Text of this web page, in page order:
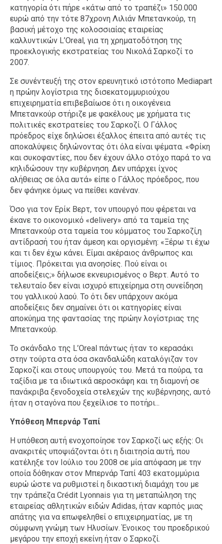
κατηγορία ότι πήρε «κάτω από το τραπέζι» 150.000
ευρώ από την τότε 87χρονη Λιλιάν Μπετανκούρ, τη
βασική μέτοχο της κολοσσιαίας εταιρείας
καλλυντικών L’Oreal, για τη χρηματοδότηση της
προεκλογικής εκστρατείας του Νικολά Σαρκοζί το
2007.
Σε συνέντευξή της στον ερευνητικό ιστότοπο Mediapart
η πρώην λογίστρια της δισεκατομμυριούχου
επιχειρηματία επιβεβαίωσε ότι η οικογένεια
Μπετανκούρ στήριζε με φακέλους με χρήματα τις
πολιτικές εκστρατείες του Σαρκοζί. Ο Γάλλος
πρόεδρος είχε δηλώσει έξαλλος έπειτα από αυτές τις
αποκαλύψεις δηλώνοντας ότι όλα είναι ψέματα. «Φρίκη
και συκοφαντίες, που δεν έχουν άλλο στόχο παρά το να
κηλιδώσουν την κυβέρνηση. Δεν υπάρχει ίχνος
αλήθειας σε όλα αυτά» είπε ο Γάλλος πρόεδρος, που
δεν φάνηκε όμως να πείθει κανέναν.
Όσο για τον Ερίκ Βερτ, τον υπουργό που φέρεται να
έκανε το οικονομικό «delivery» από τα ταμεία της
Μπετανκούρ στα ταμεία του κόμματος του Σαρκοζί,η
αντίδρασή του ήταν άμεση και οργισμένη: «Ξέρω τι έχω
και τι δεν έχω κάνει. Είμαι ακέραιος άνθρωπος και
τίμιος. Πρόκειται για ανοησίες. Πού είναι οι
αποδείξεις;» δήλωσε εκνευρισμένος ο Βερτ. Αυτό το
τελευταίο δεν είναι ισχυρό επιχείρημα στη συνείδηση
του γαλλικού λαού. Το ότι δεν υπάρχουν ακόμα
αποδείξεις δεν σημαίνει ότι οι κατηγορίες είναι
αποκύημα της φαντασίας της πρώην λογίστριας της
Μπετανκούρ.
Το σκάνδαλο της L’Oreal πάντως ήταν το κερασάκι
στην τούρτα στα όσα σκανδαλώδη καταλόγιζαν τον
Σαρκοζί και στους υπουργούς του. Μετά τα πούρα, τα
ταξίδια με τα ιδιωτικά αεροσκάφη και τη διαμονή σε
πανάκριβα ξενοδοχεία στελεχών της κυβέρνησης, αυτό
ήταν η σταγόνα που ξεχείλισε το ποτήρι...
Υπόθεση Μπερνάρ Ταπί
Η υπόθεση αυτή ενοχοποίησε τον Σαρκοζί ως εξής: Οι
ανακριτές υποψιάζονται ότι η διαιτησία αυτή, που
κατέληξε τον Ιούλιο του 2008 σε μία απόφαση με την
οποία δόθηκαν στον Μπερνάρ Ταπί 403 εκατομμύρια
ευρώ ώστε να ρυθμιστεί η δικαστική διαμάχη του με
την τράπεζα Crédit Lyonnais για τη μεταπώληση της
εταιρείας αθλητικών ειδών Adidas, ήταν καρπός μιας
απάτης για να επωφεληθεί ο επιχειρηματίας, με τη
σύμφωνη γνώμη των Ηλυσίων. Ένοικος του προεδρικού
μεγάρου την εποχή εκείνη ήταν ο Σαρκοζί.